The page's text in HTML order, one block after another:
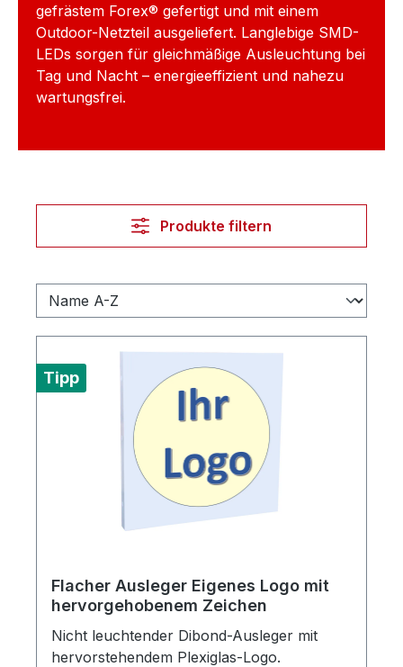
gefrästem Forex® gefertigt und mit einem
Outdoor-Netzteil ausgeliefert. Langlebige SMD-
LEDs sorgen für gleichmäßige Ausleuchtung bei
Tag und Nacht – energieeffizient und nahezu
wartungsfrei.
Produkte filtern
Tipp
Flacher Ausleger Eigenes Logo mit
hervorgehobenem Zeichen
Nicht leuchtender Dibond-Ausleger mit
hervorstehendem Plexiglas-Logo.